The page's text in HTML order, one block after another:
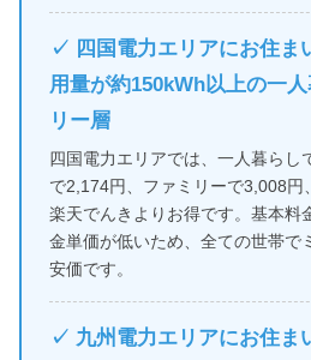
✓ 四国電力エリアにお住ま
用量が約150kWh以上の一
リー層
四国電力エリアでは、一人暮らし
で2,174円、ファミリーで3,008円
楽天でんきよりお得です。基本料
金単価が低いため、全ての世帯で
安価です。
✓ 九州電力エリアにお住ま